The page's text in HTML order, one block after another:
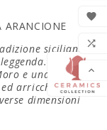



ARANCIONE
siciliana
e una
arricchire
dimensioni